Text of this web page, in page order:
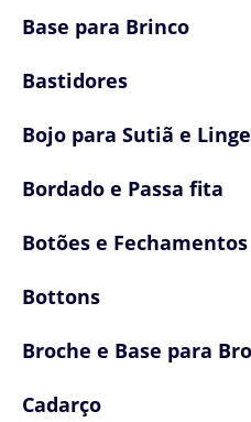
Base para Brinco
Bastidores
Bojo para Sutiã e
Bordado e Passa fita
Botões e Fechamentos
Bottons
Broche e Base para
Cadarço